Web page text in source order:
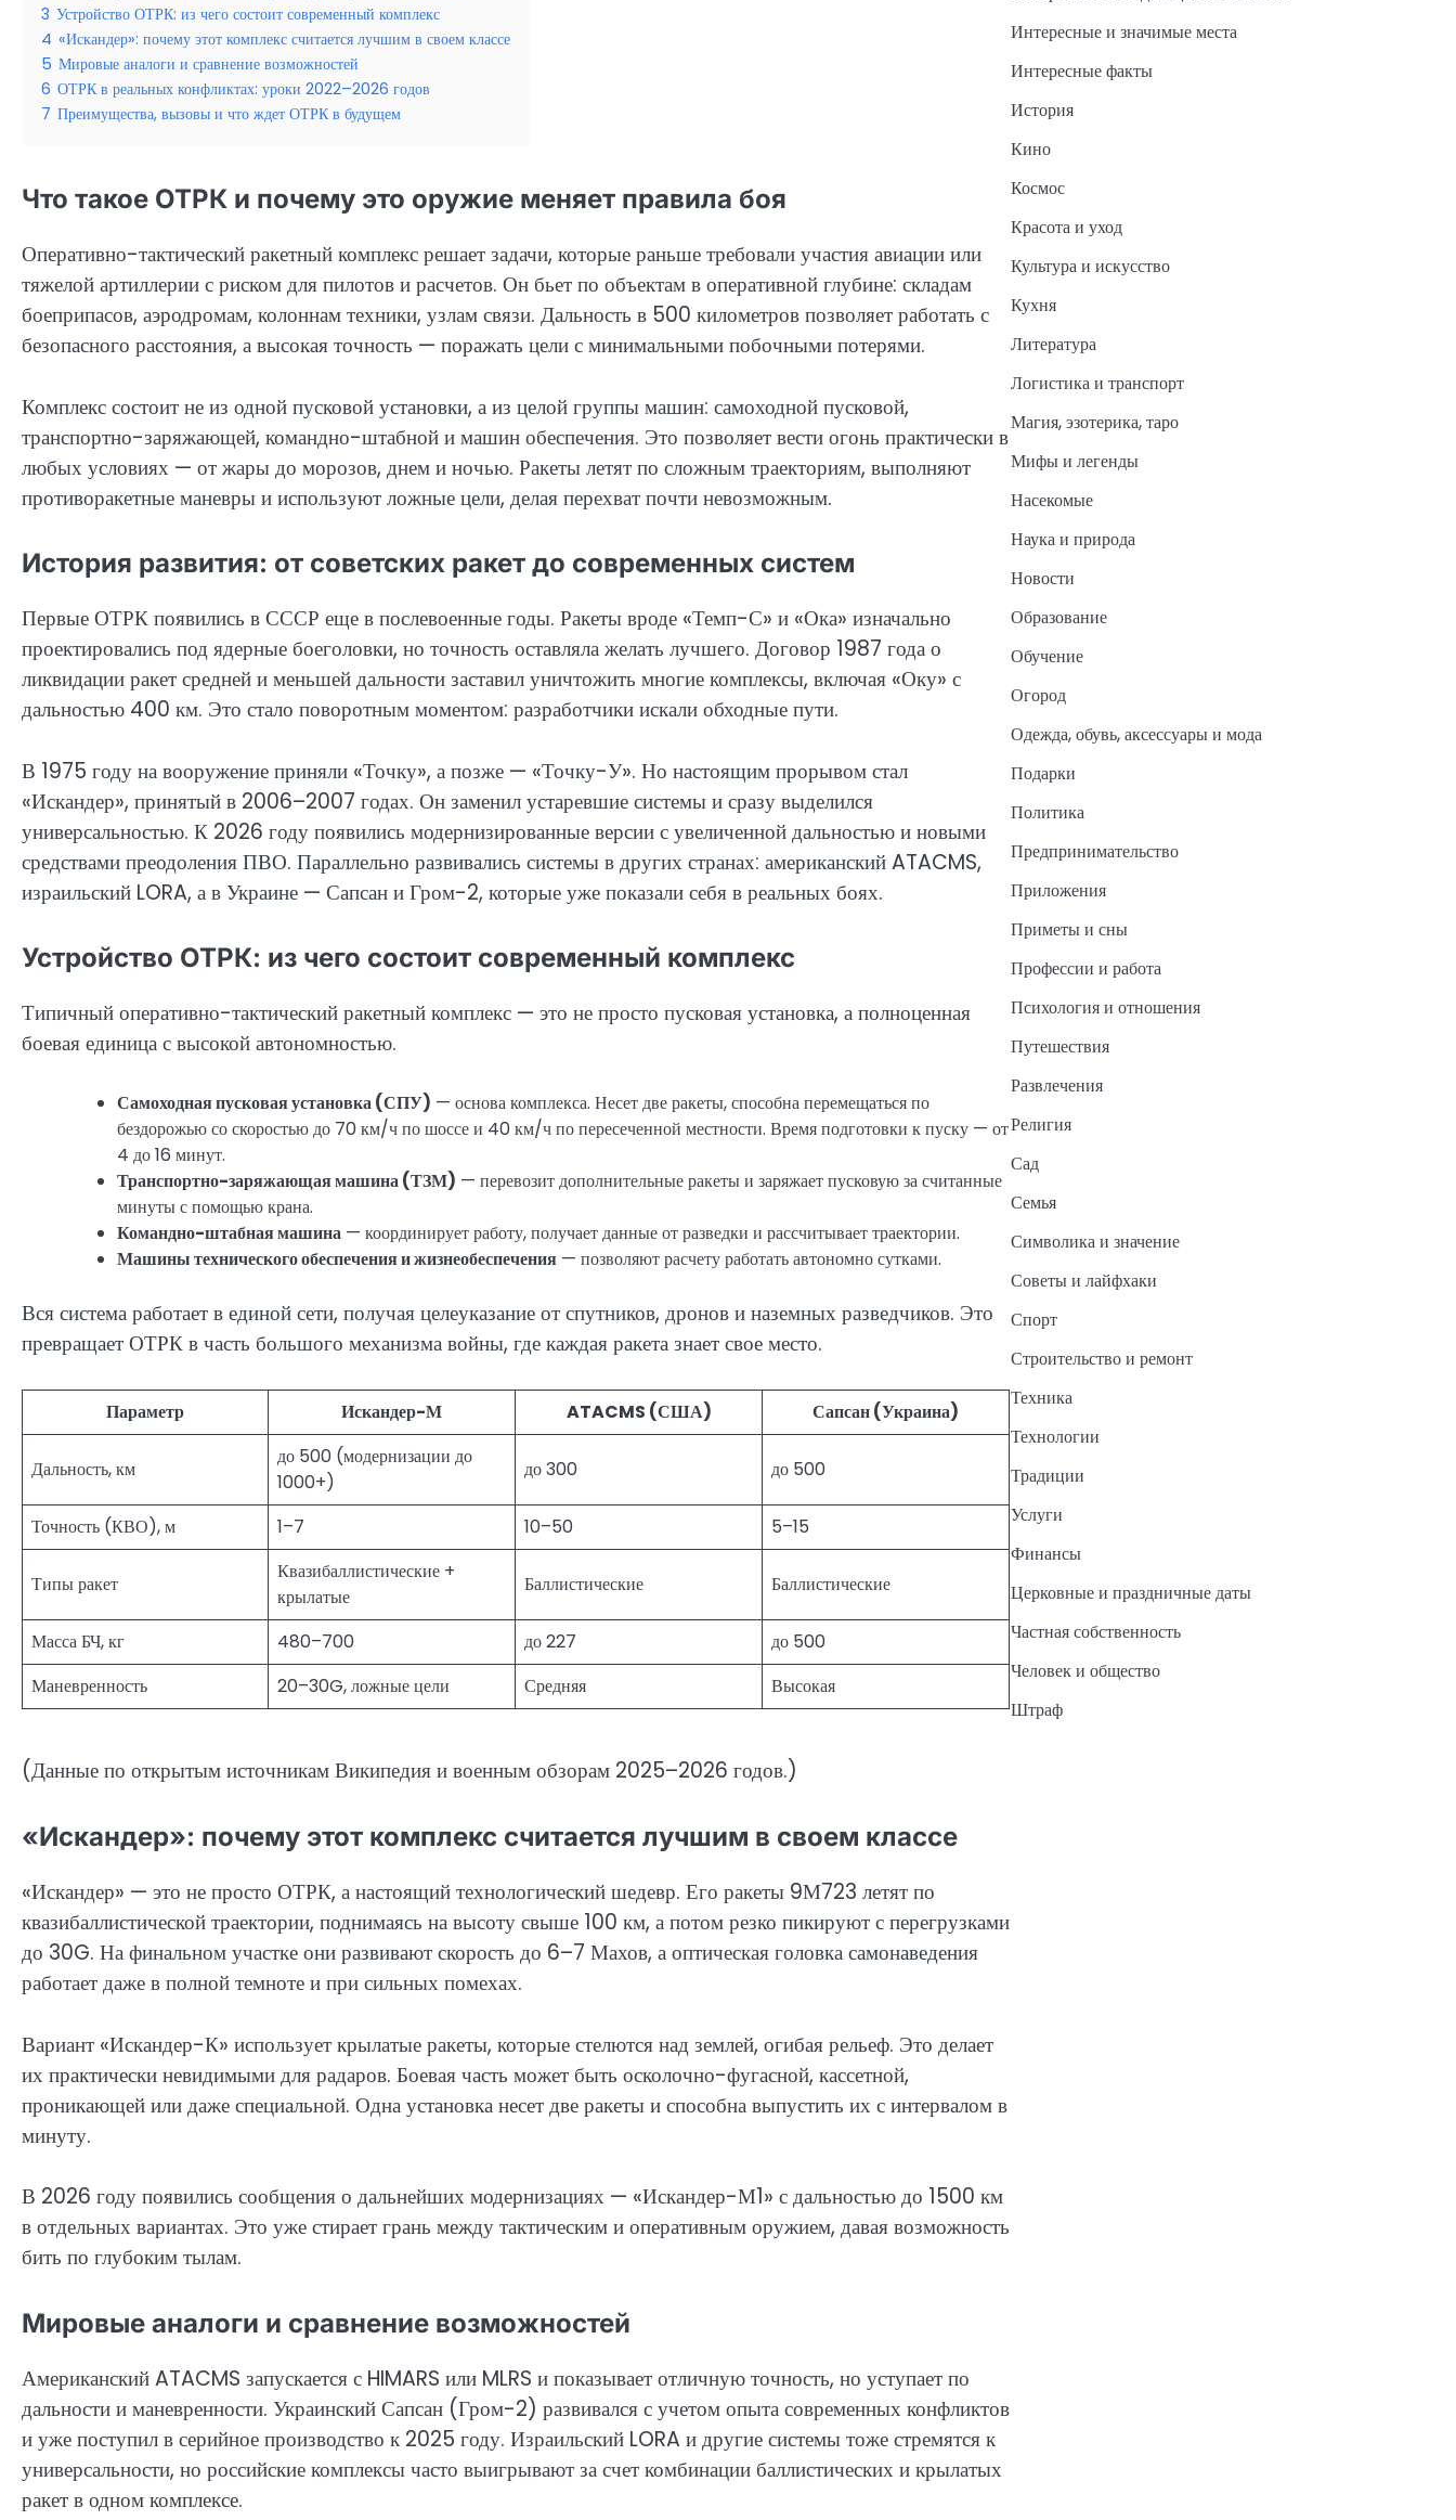
3 Устройство ОТРК: из чего состоит современный комплекс
4 «Искандер»: почему этот комплекс считается лучшим в своем классе
5 Мировые аналоги и сравнение возможностей
6 ОТРК в реальных конфликтах: уроки 2022–2026 годов
7 Преимущества, вызовы и что ждет ОТРК в будущем
Что такое ОТРК и почему это оружие меняет правила боя
Оперативно-тактический ракетный комплекс решает задачи, которые раньше требовали участия авиации или
тяжелой артиллерии с риском для пилотов и расчетов. Он бьет по объектам в оперативной глубине: складам
боеприпасов, аэродромам, колоннам техники, узлам связи. Дальность в 500 километров позволяет работать с
безопасного расстояния, а высокая точность — поражать цели с минимальными побочными потерями.
Комплекс состоит не из одной пусковой установки, а из целой группы машин: самоходной пусковой,
транспортно-заряжающей, командно-штабной и машин обеспечения. Это позволяет вести огонь практически в
любых условиях — от жары до морозов, днем и ночью. Ракеты летят по сложным траекториям, выполняют
противоракетные маневры и используют ложные цели, делая перехват почти невозможным.
История развития: от советских ракет до современных систем
Первые ОТРК появились в СССР еще в послевоенные годы. Ракеты вроде «Темп-С» и «Ока» изначально
проектировались под ядерные боеголовки, но точность оставляла желать лучшего. Договор 1987 года о
ликвидации ракет средней и меньшей дальности заставил уничтожить многие комплексы, включая «Оку» с
дальностью 400 км. Это стало поворотным моментом: разработчики искали обходные пути.
В 1975 году на вооружение приняли «Точку», а позже — «Точку-У». Но настоящим прорывом стал
«Искандер», принятый в 2006–2007 годах. Он заменил устаревшие системы и сразу выделился
универсальностью. К 2026 году появились модернизированные версии с увеличенной дальностью и новыми
средствами преодоления ПВО. Параллельно развивались системы в других странах: американский ATACMS,
израильский LORA, а в Украине — Сапсан и Гром-2, которые уже показали себя в реальных боях.
Устройство ОТРК: из чего состоит современный комплекс
Типичный оперативно-тактический ракетный комплекс — это не просто пусковая установка, а полноценная
боевая единица с высокой автономностью.
Самоходная пусковая установка (СПУ) — основа комплекса. Несет две ракеты, способна перемещаться по
бездорожью со скоростью до 70 км/ч по шоссе и 40 км/ч по пересеченной местности. Время подготовки к пуску — от
4 до 16 минут.
Транспортно-заряжающая машина (ТЗМ) — перевозит дополнительные ракеты и заряжает пусковую за считанные
минуты с помощью крана.
Командно-штабная машина — координирует работу, получает данные от разведки и рассчитывает траектории.
Машины технического обеспечения и жизнеобеспечения — позволяют расчету работать автономно сутками.
Вся система работает в единой сети, получая целеуказание от спутников, дронов и наземных разведчиков. Это
превращает ОТРК в часть большого механизма войны, где каждая ракета знает свое место.
Параметр Искандер-М ATACMS (США) Сапсан (Украина)
Дальность, км
до 500 (модернизации до
1000+)
до 300 до 500
Точность (КВО), м 1–7 10–50 5–15
Типы ракет
Квазибаллистические +
крылатые
Баллистические Баллистические
Масса БЧ, кг 480–700 до 227
до 500
Маневренность
20–30G, ложные цели Средняя Высокая
(Данные по открытым источникам Википедия и военным обзорам 2025–2026 годов.)
«Искандер»: почему этот комплекс считается лучшим в своем классе
«Искандер» — это не просто ОТРК, а настоящий технологический шедевр. Его ракеты 9М723 летят по
квазибаллистической траектории, поднимаясь на высоту свыше 100 км, а потом резко пикируют с перегрузками
до 30G. На финальном участке они развивают скорость до 6–7 Махов, а оптическая головка самонаведения
работает даже в полной темноте и при сильных помехах.
Вариант «Искандер-К» использует крылатые ракеты, которые стелются над землей, огибая рельеф. Это делает
их практически невидимыми для радаров. Боевая часть может быть осколочно-фугасной, кассетной,
проникающей или даже специальной. Одна установка несет две ракеты и способна выпустить их с интервалом в
минуту.
В 2026 году появились сообщения о дальнейших модернизациях — «Искандер-М1» с дальностью до 1500 км
в отдельных вариантах. Это уже стирает грань между тактическим и оперативным оружием, давая возможность
бить по глубоким тылам.
Мировые аналоги и сравнение возможностей
Американский ATACMS запускается с HIMARS или MLRS и показывает отличную точность, но уступает по
дальности и маневренности. Украинский Сапсан (Гром-2) развивался с учетом опыта современных конфликтов
и уже поступил в серийное производство к 2025 году. Израильский LORA и другие системы тоже стремятся к
универсальности, но российские комплексы часто выигрывают за счет комбинации баллистических и крылатых
ракет в одном комплексе.
Интересные и значимые места
Интересные факты
История
Кино
Космос
Красота и уход
Культура и искусство
Кухня
Литература
Логистика и транспорт
Магия, эзотерика, таро
Мифы и легенды
Насекомые
Наука и природа
Новости
Образование
Обучение
Огород
Одежда, обувь, аксессуары и мода
Подарки
Политика
Предпринимательство
Приложения
Приметы и сны
Профессии и работа
Психология и отношения
Путешествия
Развлечения
Религия
Сад
Семья
Символика и значение
Советы и лайфхаки
Спорт
Строительство и ремонт
Техника
Технологии
Традиции
Услуги
Финансы
Церковные и праздничные даты
Частная собственность
Человек и общество
Штраф